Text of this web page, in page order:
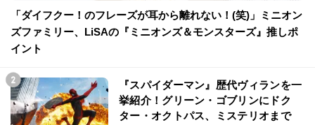
「ダイフクー！のフレーズが耳から離れない！(笑)」ミニオン
ズファミリー、LiSAの『ミニオンズ＆モンスターズ』推しポ
イント
『スパイダーマン』歴代ヴィランを一
挙紹介！グリーン・ゴブリンにドク
ター・オクトパス、ミステリオまで